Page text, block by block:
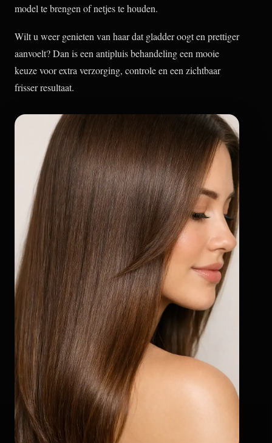
model te brengen of netjes te houden.
Wilt u weer genieten van haar dat gladder oogt en prettiger
aanvoelt? Dan is een antipluis behandeling een mooie
keuze voor extra verzorging, controle en een zichtbaar
frisser resultaat.